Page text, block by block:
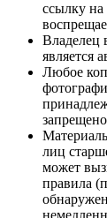
ссылку
Владелец
является
Любое
лиц
может
правила